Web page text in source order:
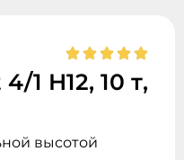
1 H12, 10 т,
высотой